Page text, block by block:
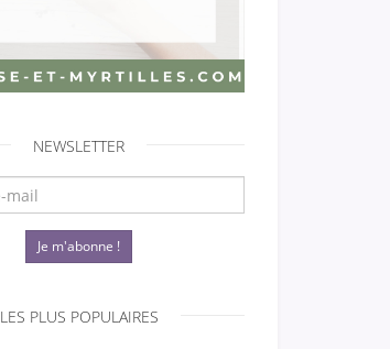
NEWSLETTER
Je m'abonne !
LES PLUS POPULAIRES